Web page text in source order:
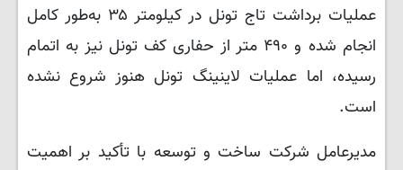
عملیات برداشت تاج تونل در کیلومتر ۳۵ به‌طور کامل
انجام شده و ۴۹۰ متر از حفاری کف تونل نیز به اتمام
رسیده، اما عملیات لاینینگ تونل هنوز شروع نشده
است.
مدیرعامل شرکت ساخت و توسعه با تأکید بر اهمیت